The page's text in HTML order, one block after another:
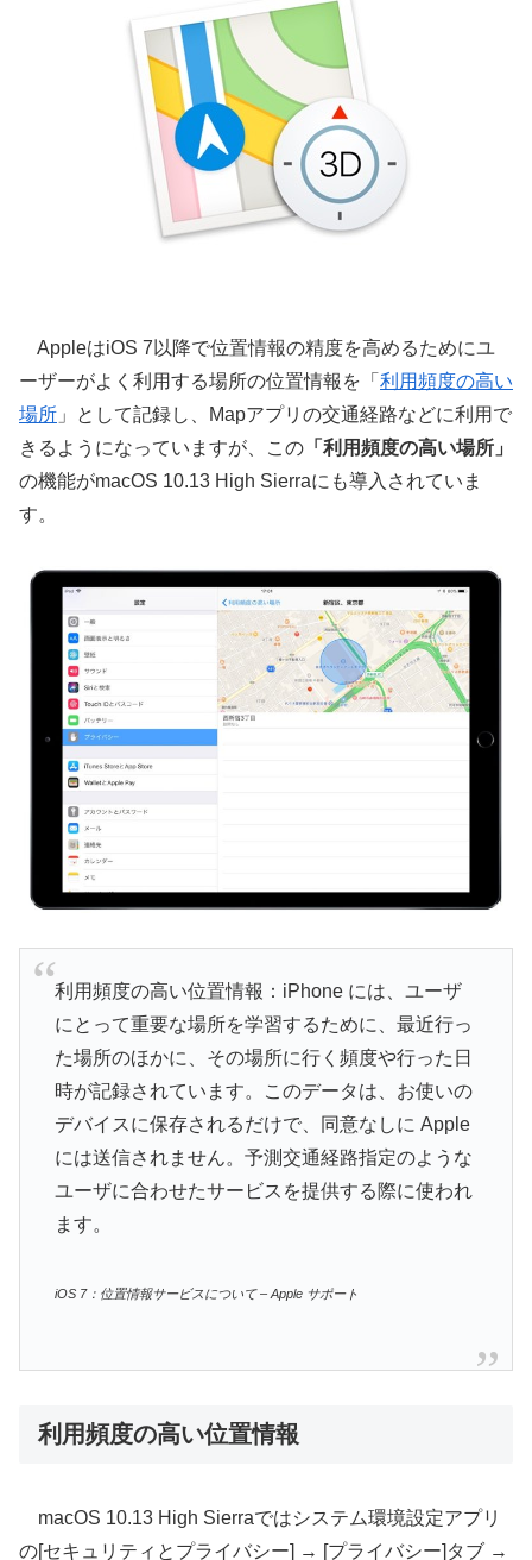
AppleはiOS 7以降で位置情報の精度を高めるためにユ
ーザーがよく利用する場所の位置情報を「 利用頻度の高い
場所 」として記録し、Mapアプリの交通経路などに利用で
きるようになっていますが、この 「利用頻度の高い場所」
の機能がmacOS 10.13 High Sierraにも導入されていま
す。
利用頻度の高い位置情報：iPhone には、ユーザ
にとって重要な場所を学習するために、最近行っ
た場所のほかに、その場所に行く頻度や行った日
時が記録されています。このデータは、お使いの
デバイスに保存されるだけで、同意なしに Apple
には送信されません。予測交通経路指定のような
ユーザに合わせたサービスを提供する際に使われ
ます。
iOS 7：位置情報サービスについて – Apple サポート
利用頻度の高い位置情報
macOS 10.13 High Sierraではシステム環境設定アプリ
の[セキュリティとプライバシー] → [プライバシー]タブ →